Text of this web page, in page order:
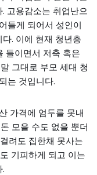
고용감소는 취업난으
들게 되어서 성인이
. 이에 현재 청년층
들이면서 저축 혹은
그대로 부모 세대 청
는 것입니다.
가격에 엄두를 못내
모을 수도 없을 뿐더
려도 집한채 못사는
기피하게 되고 이는